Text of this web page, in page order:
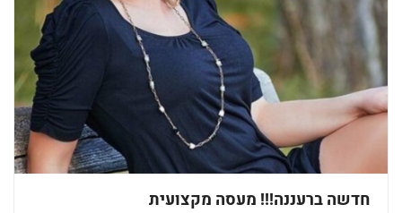
חדשה ברעננה!!! מעסה מקצועית